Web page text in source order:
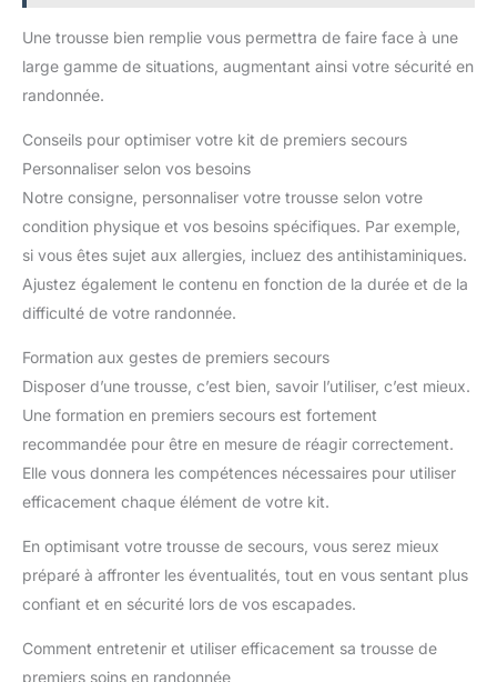
Une trousse bien remplie vous permettra de faire face à une
large gamme de situations, augmentant ainsi votre sécurité en
randonnée.
Conseils pour optimiser votre kit de premiers secours
Personnaliser selon vos besoins
Notre consigne, personnaliser votre trousse selon votre
condition physique et vos besoins spécifiques. Par exemple,
si vous êtes sujet aux allergies, incluez des antihistaminiques.
Ajustez également le contenu en fonction de la durée et de la
difficulté de votre randonnée.
Formation aux gestes de premiers secours
Disposer d’une trousse, c’est bien, savoir l’utiliser, c’est mieux.
Une formation en premiers secours est fortement
recommandée pour être en mesure de réagir correctement.
Elle vous donnera les compétences nécessaires pour utiliser
efficacement chaque élément de votre kit.
En optimisant votre trousse de secours, vous serez mieux
préparé à affronter les éventualités, tout en vous sentant plus
confiant et en sécurité lors de vos escapades.
Comment entretenir et utiliser efficacement sa trousse de
premiers soins en randonnée